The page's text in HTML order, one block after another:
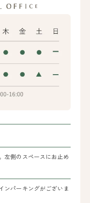
左側のスペースにお止め
ンパーキングがございま